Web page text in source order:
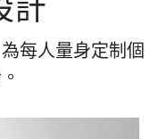
計
每人量身定制個